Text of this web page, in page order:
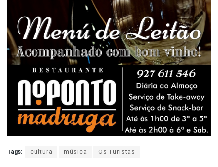
Tags: cultura música Os Turistas